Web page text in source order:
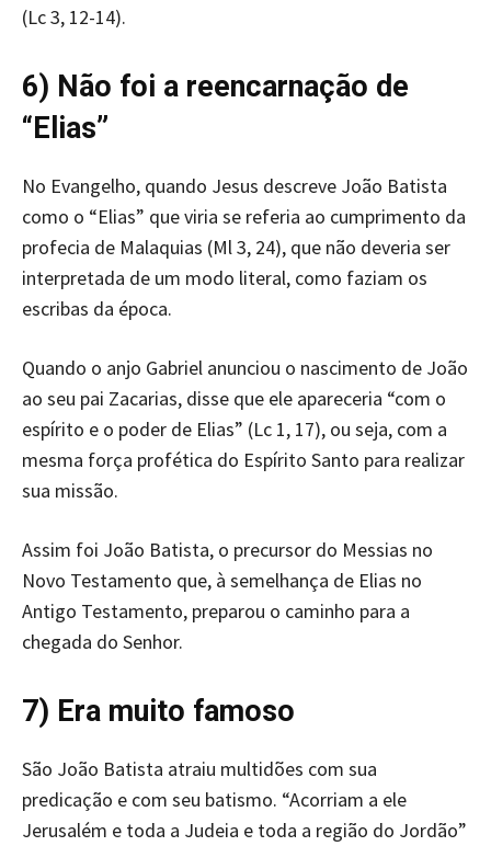
(Lc 3, 12-14).
6) Não foi a reencarnação de
“Elias”
No Evangelho, quando Jesus descreve João Batista
como o “Elias” que viria se referia ao cumprimento da
profecia de Malaquias (Ml 3, 24), que não deveria ser
interpretada de um modo literal, como faziam os
escribas da época.
Quando o anjo Gabriel anunciou o nascimento de João
ao seu pai Zacarias, disse que ele apareceria “com o
espírito e o poder de Elias” (Lc 1, 17), ou seja, com a
mesma força profética do Espírito Santo para realizar
sua missão.
Assim foi João Batista, o precursor do Messias no
Novo Testamento que, à semelhança de Elias no
Antigo Testamento, preparou o caminho para a
chegada do Senhor.
7) Era muito famoso
São João Batista atraiu multidões com sua
predicação e com seu batismo. “Acorriam a ele
Jerusalém e toda a Judeia e toda a região do Jordão”